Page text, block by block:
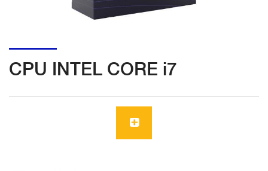
CPU INTEL CORE i7